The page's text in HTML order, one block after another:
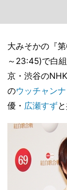
大みそかの『
～23:45)で白
京・渋谷の
のウッチャン
優・ 広瀬すず